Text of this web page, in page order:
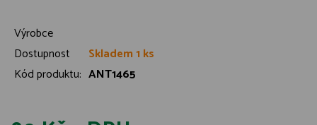
Výrobce
Dostupnost
Skladem 1 ks
Kód produktu: ANT1465